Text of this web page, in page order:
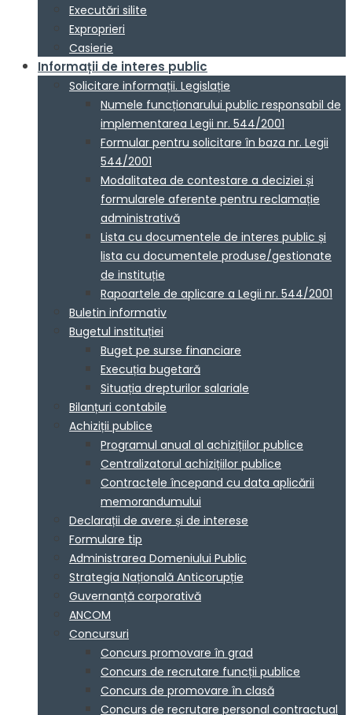
Executări silite
Exproprieri
Casierie
Informații de interes public
Solicitare informații. Legislație
Numele funcționarului public responsabil de
implementarea Legii nr. 544/2001
Formular pentru solicitare în baza nr. Legii
544/2001
Modalitatea de contestare a deciziei și
formularele aferente pentru reclamație
administrativă
Lista cu documentele de interes public și
lista cu documentele produse/gestionate
de instituție
Rapoartele de aplicare a Legii nr. 544/2001
Buletin informativ
Bugetul instituției
Buget pe surse financiare
Execuția bugetară
Situația drepturilor salariale
Bilanțuri contabile
Achiziții publice
Programul anual al achizițiilor publice
Centralizatorul achizițiilor publice
Contractele începand cu data aplicării
memorandumului
Declarații de avere și de interese
Formulare tip
Administrarea Domeniului Public
Strategia Națională Anticorupție
Guvernanță corporativă
ANCOM
Concursuri
Concurs promovare în grad
Concurs de recrutare funcții publice
Concurs de promovare în clasă
Concurs de recrutare personal contractual